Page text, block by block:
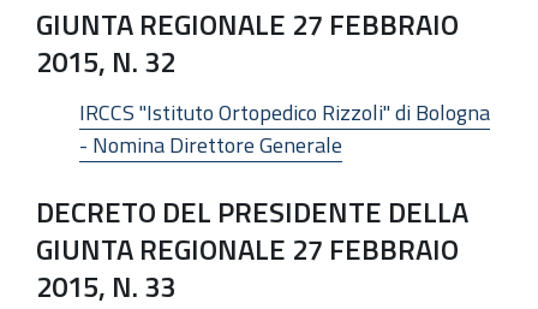
GIUNTA REGIONALE 27 FEBBRAIO
2015, N. 32
IRCCS "Istituto Ortopedico Rizzoli" di Bologna
- Nomina Direttore Generale
DECRETO DEL PRESIDENTE DELLA
GIUNTA REGIONALE 27 FEBBRAIO
2015, N. 33